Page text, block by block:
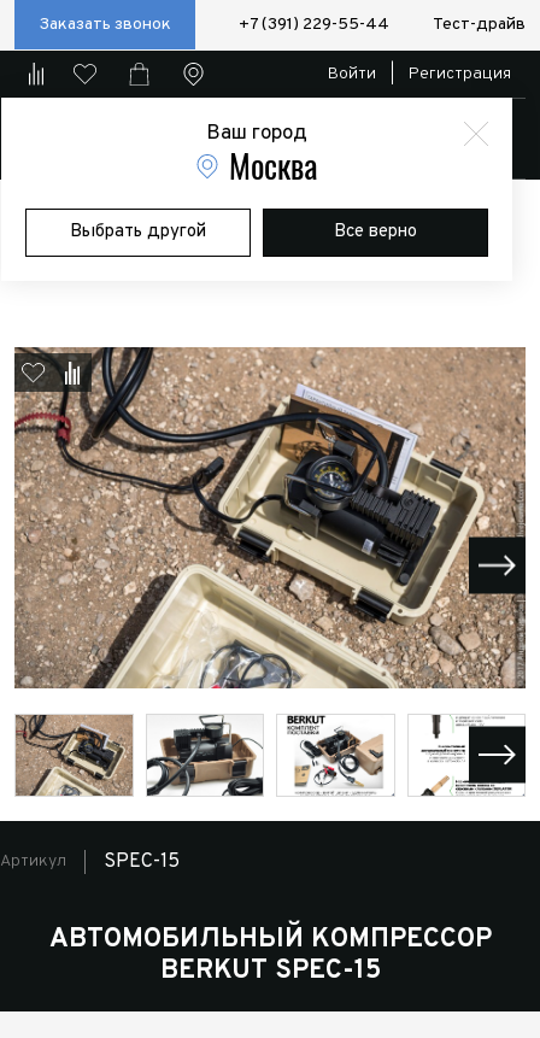
Заказать звонок +7 (391) 229-55-44 Тест-драйв
Ваш город
Москва
Выбрать другой Все верно
Войти Регистрация
Главная Магазин
Дополнительное оборудование
Пневматические/электро блокировки и компрессоры
Автомобильный компрессор BERKUT SPEC-15
Артикул SPEC-15
АВТОМОБИЛЬНЫЙ КОМПРЕССОР
BERKUT SPEC-15